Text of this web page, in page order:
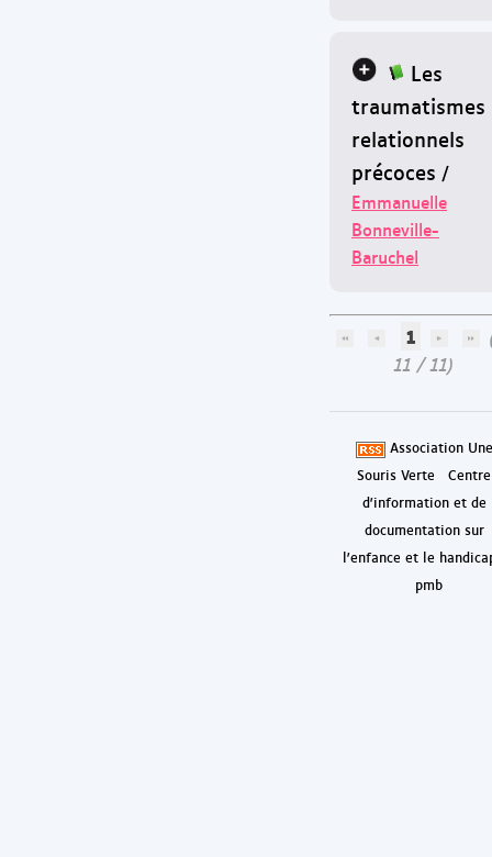
Les
traumatismes
relationnels
précoces /
Emmanuelle
Bonneville-
Baruchel
1
11 / 11)
Association Une
Souris Verte
Centre
d'information et de
documentation sur
l'enfance et le
pmb